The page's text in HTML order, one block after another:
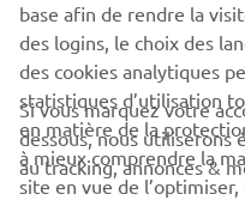
CORPORATE
BUSINESS
base afin de rendre la
des logins, le choix des
des cookies analytiques
statistiques d’utilisation
en matière de la
à mieux comprendre la
site en vue de
Si vous marquez votre
dessous, nous utiliserons
au tracking, annonces &